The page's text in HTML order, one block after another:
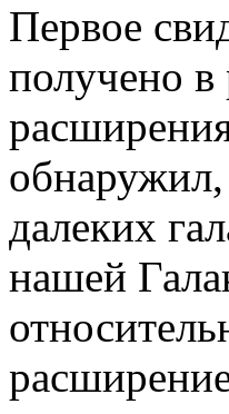
Первое
получено в
обнаружил,
далеких
нашей